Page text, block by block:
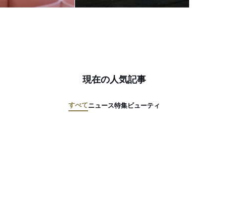
現在の人気記事
すべてニュース特集ビューティ